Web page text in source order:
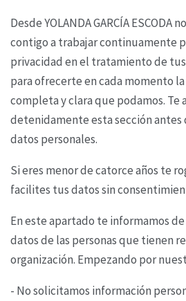
Desde YOLANDA GARCÍA ESCODA
contigo a trabajarcontinuamente
privacidad en el tratamiento de
paraofrecerte en cada momento
completa y clara que podamos. Te
detenidamente esta sección
datos personales.
Si eres menor de catorce años te
facilites tus datos sin
En este apartado te informamos
datos de las personas que tienen
organización. Empezando por
- No solicitamos información